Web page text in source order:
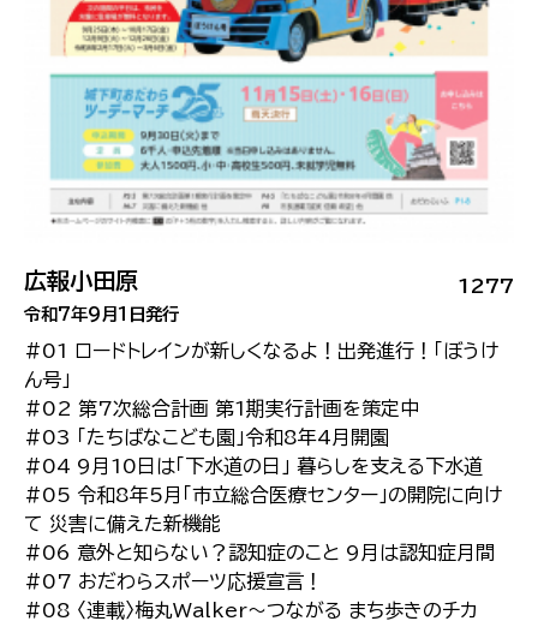
1277
広報小田原
令和7年9月1日発行
#01 ロードトレインが新しくなるよ！出発進行！「ぼうけ
ん号」
#02 第7次総合計画 第1期実行計画を策定中
#03 「たちばなこども園」令和8年4月開園
#04 9月10日は「下水道の日」 暮らしを支える下水道
#05 令和8年5月「市立総合医療センター」の開院に向け
て 災害に備えた新機能
#06 意外と知らない？認知症のこと 9月は認知症月間
#07 おだわらスポーツ応援宣言！
#08 〈連載〉梅丸Walker〜つながる まち歩きのチカ